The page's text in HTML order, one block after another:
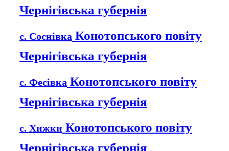
Чернігівська губернія
с. Соснівка Конотопського повіту
Чернігівська губернія
с. Фесівка Конотопського повіту
Чернігівська губернія
с. Хижки Конотопського повіту
Чернігівська губернія